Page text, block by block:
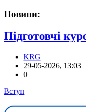
Новини:
Підготовчі
KRG
29-05-2026, 13:03
0
Вступ